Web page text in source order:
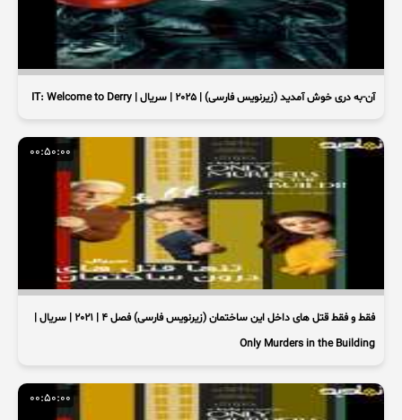
آن-به دری خوش آمدید (زیرنویس فارسی) | 2025 | سریال | IT: Welcome to Derry
00:50:00
فقط و فقط قتل های داخل این ساختمان (زیرنویس فارسی) فصل 4 | 2021 | سریال |
Only Murders in the Building
00:50:00